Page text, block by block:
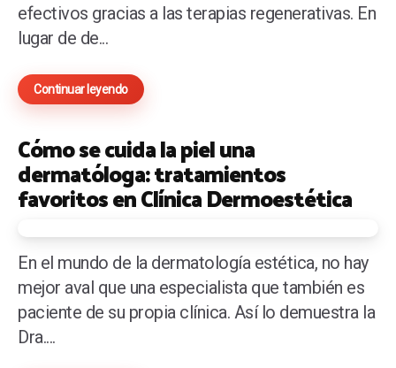
efectivos gracias a las terapias regenerativas. En
lugar de de...
Continuar leyendo
Cómo se cuida la piel una
dermatóloga: tratamientos
favoritos en Clínica Dermoestética
En el mundo de la dermatología estética, no hay
mejor aval que una especialista que también es
paciente de su propia clínica. Así lo demuestra la
Dra....